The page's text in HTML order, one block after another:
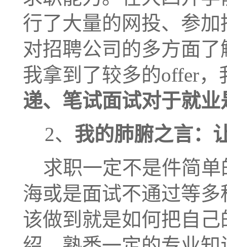
行了大量的网投、参
对招聘公司的多方面
我拿到了较多的offer，
递、笔试面试对于就
2、 我的肺腑之言：
求职一定不是件简
海或是面试不通过等
该做到就是如何把自己